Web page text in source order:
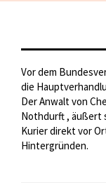
Vor dem
die
Der Anwalt von
Nothdurft , äußert
Kurier direkt vor
Hintergründen.